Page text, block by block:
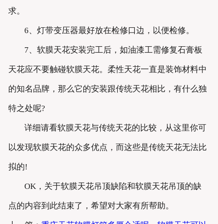
求。
6、灯带变压器最好放在检修口边，以便检修。
7、软膜天花安装完工后，如油漆工需修复石膏板
天花应不要触碰软膜天花。柔性天花一直是装饰材料中
的知名品牌，那么它的安装跟传统天花相比，有什么独
特之处呢?
详细请看软膜天花与传统天花的比较，从这里你可
以发现软膜天花的众多优点，而这些是传统天花无法比
拟的!
OK，关于软膜天花吊顶缺陷和软膜天花吊顶的缺
点的内容到此结束了，希望对大家有所帮助。